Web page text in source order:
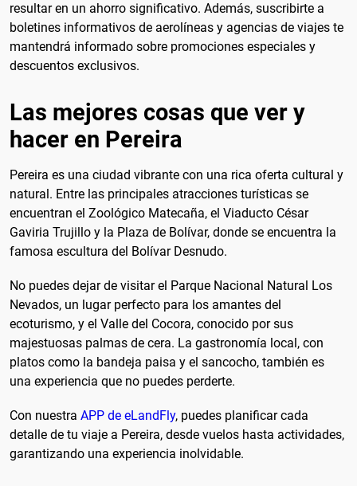
resultar en un ahorro significativo. Además, suscribirte a
boletines informativos de aerolíneas y agencias de viajes te
mantendrá informado sobre promociones especiales y
descuentos exclusivos.
Las mejores cosas que ver y
hacer en Pereira
Pereira es una ciudad vibrante con una rica oferta cultural y
natural. Entre las principales atracciones turísticas se
encuentran el Zoológico Matecaña, el Viaducto César
Gaviria Trujillo y la Plaza de Bolívar, donde se encuentra la
famosa escultura del Bolívar Desnudo.
No puedes dejar de visitar el Parque Nacional Natural Los
Nevados, un lugar perfecto para los amantes del
ecoturismo, y el Valle del Cocora, conocido por sus
majestuosas palmas de cera. La gastronomía local, con
platos como la bandeja paisa y el sancocho, también es
una experiencia que no puedes perderte.
Con nuestra APP de eLandFly, puedes planificar cada
detalle de tu viaje a Pereira, desde vuelos hasta actividades,
garantizando una experiencia inolvidable.